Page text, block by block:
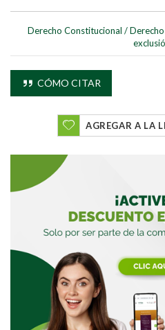
Derecho Constitucional /Derecho
CÓMO CITAR
AGREGAR A LA